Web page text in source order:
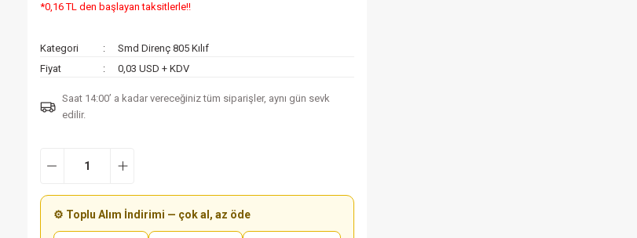
*0,16 TL den başlayan taksitlerle!!
Kategori
Smd Direnç 805 Kılıf
Fiyat
0,03 USD + KDV
Saat 14:00’ a kadar vereceğiniz tüm siparişler, aynı gün sevk
edilir.
⚙️ Toplu Alım İndirimi — çok al, az öde